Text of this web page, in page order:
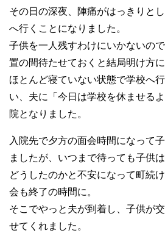
その日の深夜、陣痛がはっきりと
へ行くことになりました。
子供を一人残すわけにいかないの
置の間待たせておくと結局明け方
ほとんど寝ていない状態で学校へ
い、夫に「今日は学校を休ませる
院となりました。
入院先で夕方の面会時間になって
ましたが、いつまで待っても子供は
どうしたのかと不安になって町続
会も終了の時間に。
そこでやっと夫が到着し、子供が
せてくれました。